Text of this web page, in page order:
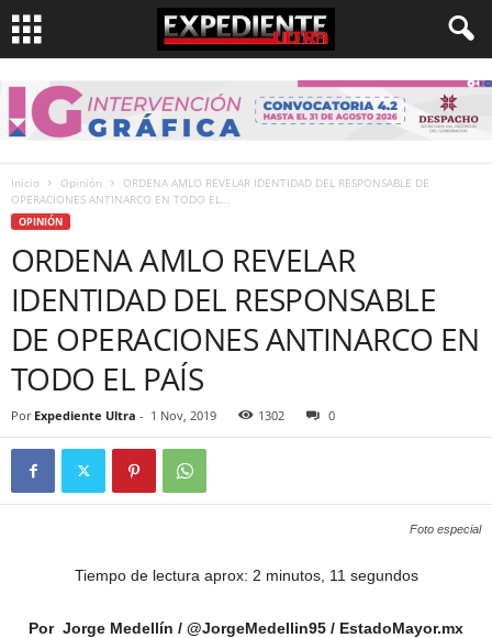
Inicio Opinión
ORDENA AMLO REVELAR IDENTIDAD DEL RESPONSABLE DE
OPERACIONES ANTINARCO EN TODO EL...
OPINIÓN
ORDENA AMLO REVELAR
IDENTIDAD DEL RESPONSABLE
DE OPERACIONES ANTINARCO EN
TODO EL PAÍS
Por Expediente Ultra - 1 Nov, 2019 1302 0
Foto especial
Tiempo de lectura aprox: 2 minutos, 11 segundos
Por Jorge Medellín / @JorgeMedellin95 / EstadoMayor.mx